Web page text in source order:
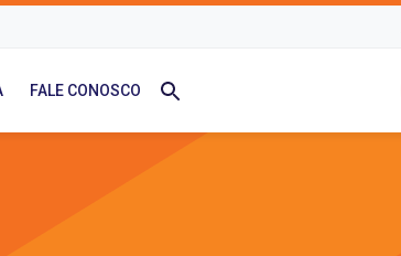
FALE CONOSCO